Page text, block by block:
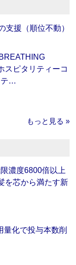
支援（順位不動）
スピタリティーコ
テ…
もっと見る »
濃度6800倍以上
を芯から満たす新
量化で投与本数削